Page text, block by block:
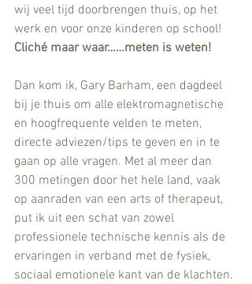
wij veel tijd doorbrengen thuis, op het
werk en voor onze kinderen op school!
Cliché maar waar……meten is weten!
Dan kom ik, Gary Barham, een dagdeel
bij je thuis om alle elektromagnetische
en hoogfrequente velden te meten,
directe adviezen/tips te geven en in te
gaan op alle vragen. Met al meer dan
300 metingen door het hele land, vaak
op aanraden van een arts of therapeut,
put ik uit een schat van zowel
professionele technische kennis als de
ervaringen in verband met de fysiek,
sociaal emotionele kant van de klachten.